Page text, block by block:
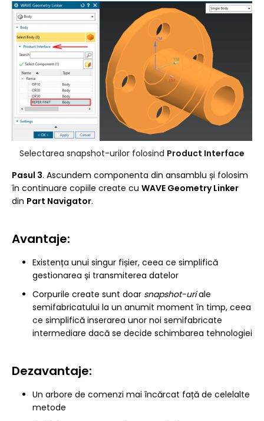
Selectarea snapshot-urilor folosind Product Interface
Pasul 3. Ascundem componenta din ansamblu și folosim
în continuare copiile create cu WAVE Geometry Linker
din Part Navigator.
Avantaje:
Existența unui singur fișier, ceea ce simplifică
gestionarea și transmiterea datelor
Corpurile create sunt doar snapshot-uriale
semifabricatului la un anumit moment în timp, ceea
ce simplifică inserarea unor noi semifabricate
intermediare dacă se decide schimbarea tehnologiei
Dezavantaje:
Un arbore de comenzi mai încărcat față de celelalte
metode